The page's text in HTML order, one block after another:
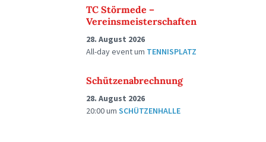
TC Störmede –
Vereinsmeisterschaften
28. August 2026
All-day eventum TENNISPLATZ
Schützenabrechnung
28. August 2026
20:00um SCHÜTZENHALLE